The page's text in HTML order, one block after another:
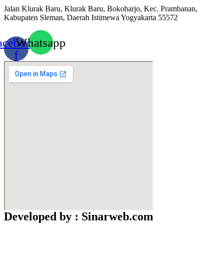
Jalan Klurak Baru, Klurak Baru, Bokoharjo, Kec. Prambanan,
Kabupaten Sleman, Daerah Istimewa Yogyakarta 55572
f
Whatsapp
Developed by : Sinarweb.com